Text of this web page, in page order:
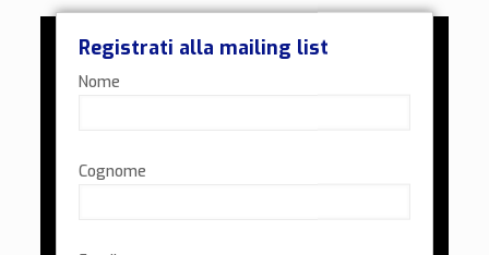
Registrati alla mailing list
Nome
Cognome